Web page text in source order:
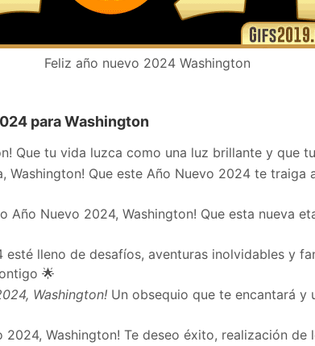
Feliz año nuevo 2024 Washington
para Washington
Que tu vida luzca como una luz brillante y que
Washington! Que este Año Nuevo 2024 te traiga
Año Nuevo 2024, Washington! Que esta nueva
esté lleno de desafíos, aventuras inolvidables y
🌟
Washington! Un obsequio que te encantará y
2024, Washington! Te deseo éxito, realización